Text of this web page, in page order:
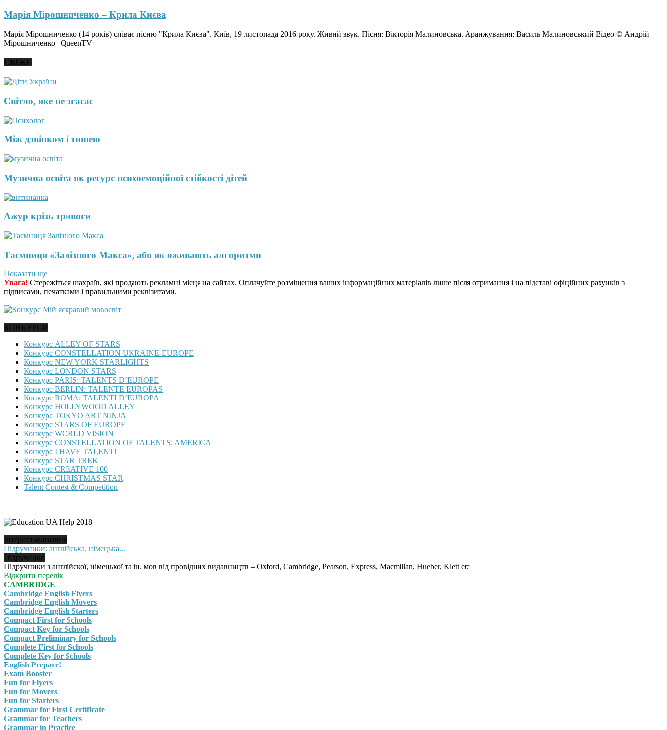
Марія Мірошниченко – Крила Києва
Марія Мірошниченко (14 років) співає пісню "Крила Києва". Київ, 19 листопада 2016 року. Живий звук. Пісня: Вікторія Малиновська. Аранжування: Василь Малиновський Відео © Андрій
Мірошниченко | QueenTV
СВІЖЕ
Світло, яке не згасає
Між дзвінком і тишею
Музична освіта як ресурс психоемоційної стійкості дітей
Ажур крізь тривоги
Таємниця «Залізного Макса», або як оживають алгоритми
Показати ще
Увага! Стережіться шахраїв, які продають рекламні місця на сайтах. Оплачуйте розміщення ваших інформаційних матеріалів лише після отримання і на підставі офіційних рахунків з
підписами, печатками і правильними реквізитами.
КОНКУРСИ
Конкурс ALLEY OF STARS
Конкурс CONSTELLATION UKRAINE-EUROPE
Конкурс NEW YORK STARLIGHTS
Конкурс LONDON STARS
Конкурс PARIS: TALENTS D’EUROPE
Конкурс BERLIN: TALENTE EUROPAS
Конкурс ROMA: TALENTI D’EUROPA
Конкурс HOLLYWOOD ALLEY
Конкурс TOKYO ART NINJA
Конкурс STARS OF EUROPE
Конкурс WORLD VISION
Конкурс CONSTELLATION OF TALENTS: AMERICA
Конкурс I HAVE TALENT!
Конкурс STAR TREK
Конкурс CREATIVE 100
Конкурс CHRISTMAS STAR
Talent Contest & Competition
Інтернет-магазини
Підручники: англійська, німецька...
Підручники
Підручники з англійскої, німецької та ін. мов від провідних видавництв – Oxford, Cambridge, Pearson, Express, Macmillan, Hueber, Klett etc
Відкрити перелік
CAMBRIDGE
Cambridge English Flyers
Cambridge English Movers
Cambridge English Starters
Compact First for Schools
Compact Key for Schools
Compact Preliminary for Schools
Complete First for Schools
Complete Key for Schools
English Prepare!
Exam Booster
Fun for Flyers
Fun for Movers
Fun for Starters
Grammar for First Certificate
Grammar for Teachers
Grammar in Practice